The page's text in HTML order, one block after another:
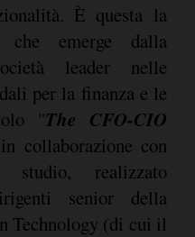
È questa la
che emerge dalla
leader nelle
per la finanza e le
"The CFO-CIO
collaborazione con
realizzato
senior della
Technology (di cui il